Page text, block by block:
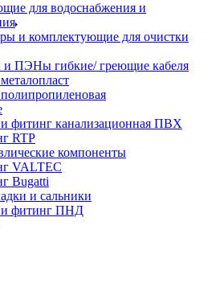
для водоснабжения и
и комплектующие для очистки
ПЭНы гибкие/ греющие кабеля
фитинг канализационная ПВХ
RTP
компоненты
VALTEC
Bugatti
и сальники
и фитинг ПНД